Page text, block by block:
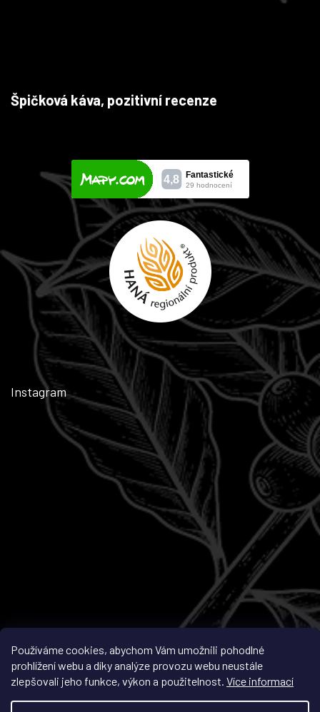
Používáme cookies, abychom Vám umožnili pohodlné
prohlížení webu a díky analýze provozu webu neustále
zlepšovali jeho funkce, výkon a použitelnost. Více informací
Špičková káva, pozitivní recenze
Instagram
Sledovat na Instagramu
Vytvořil Shoptet